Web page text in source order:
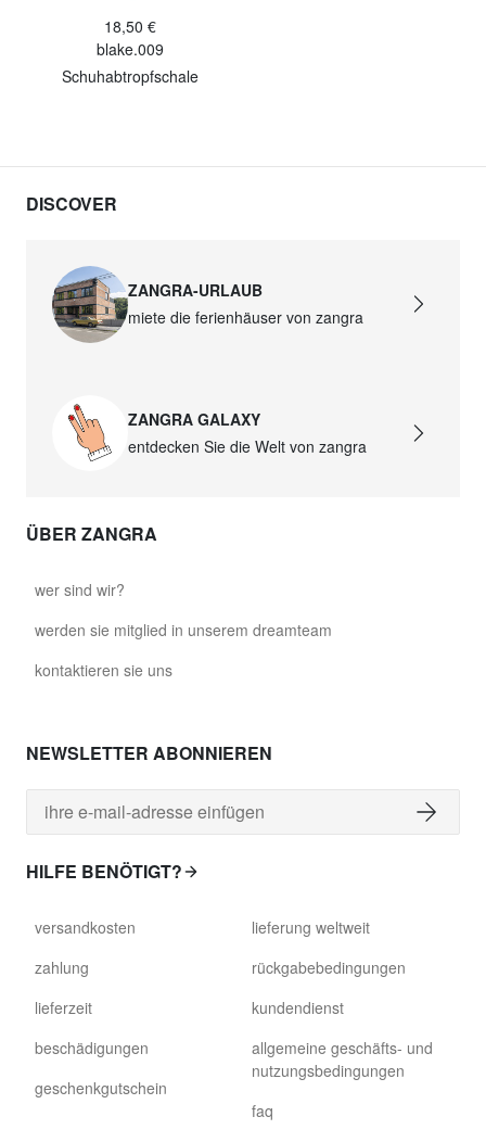
18,50 €
blake.009
Schuhabtropfschale
DISCOVER
ZANGRA-URLAUB
miete die ferienhäuser von zangra
ZANGRA GALAXY
entdecken Sie die Welt von zangra
ÜBER ZANGRA
wer sind wir?
werden sie mitglied in unserem dreamteam
kontaktieren sie uns
NEWSLETTER ABONNIEREN
HILFE BENÖTIGT?
versandkosten
zahlung
lieferzeit
beschädigungen
geschenkgutschein
lieferung weltweit
rückgabebedingungen
kundendienst
allgemeine geschäfts- und
nutzungsbedingungen
faq